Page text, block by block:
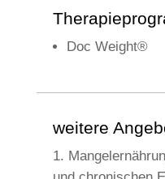
Doc Weight®
weitere